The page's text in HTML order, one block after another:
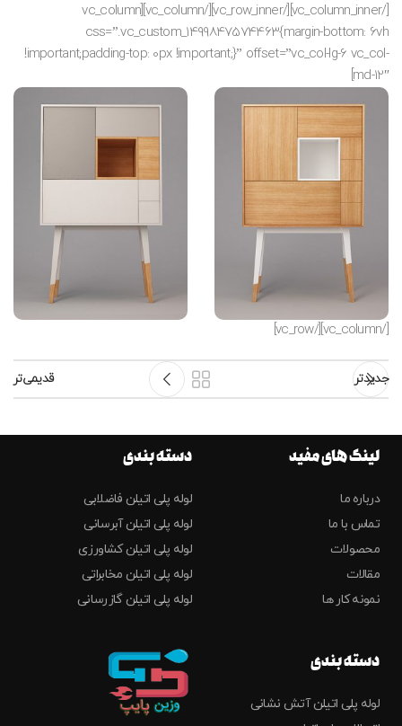
[/vc_column_inner][/vc_row_inner][/vc_column][vc_column
css=”.vc_custom_1499847574463{margin-bottom: 6vh
!important;padding-top: 0px !important;}” offset=”vc_col-lg-6 vc_col-
md-12″]
[/vc_column][/vc_row]
جدیدتر قدیمی‌تر
لینک های مفید
درباره ما
تماس با ما
محصولات
مقالات
نمونه کار ها
دسته بندی
لوله پلی اتیلن فاضلابی
لوله پلی اتیلن آبرسانی
لوله پلی اتیلن کشاورزی
لوله پلی اتیلن مخابراتی
لوله پلی اتیلن گازرسانی
دسته بندی
لوله پلی اتیلن آتش نشانی